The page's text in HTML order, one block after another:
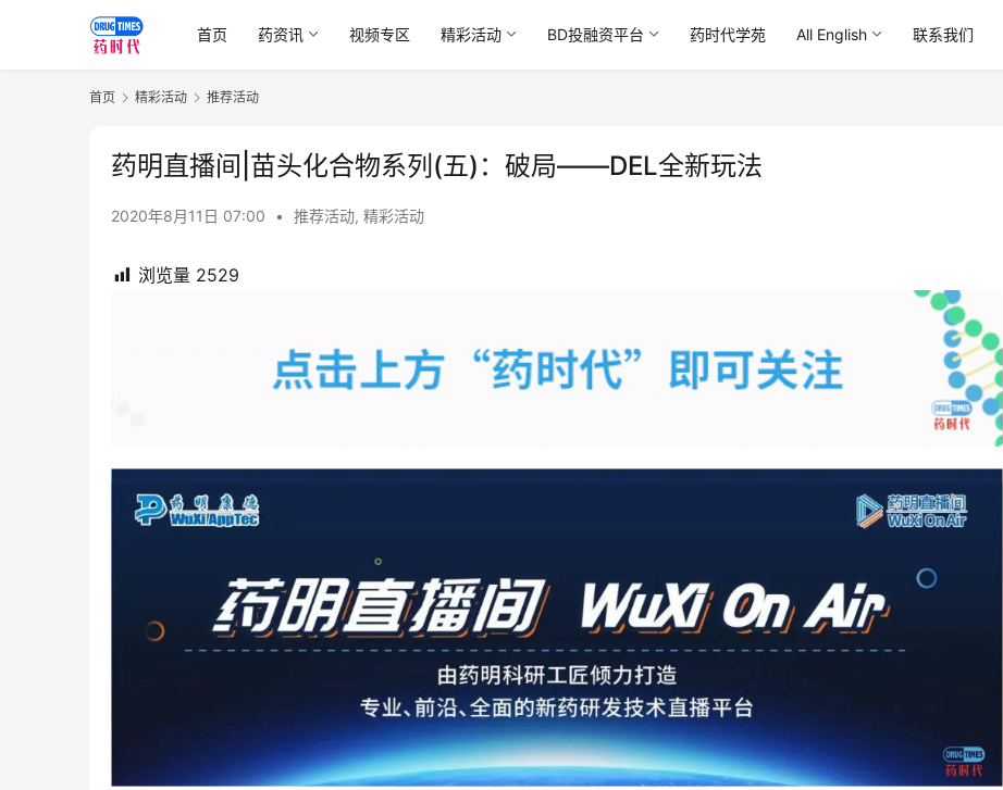
首页 药资讯 视频专区 精彩活动 BD投融资平台 药时代学苑 All English 联系我们
首页 精彩活动 推荐活动
药明直播间|苗头化合物系列(五)：破局——DEL全新玩法
2020年8月11日 07:00 • 推荐活动, 精彩活动
浏览量 2529